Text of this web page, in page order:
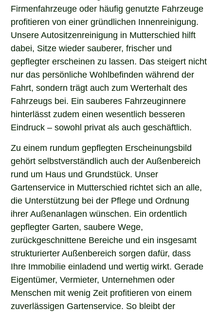
Firmenfahrzeuge oder häufig genutzte Fahrzeuge
profitieren von einer gründlichen Innenreinigung.
Unsere Autositzenreinigung in Mutterschied hilft
dabei, Sitze wieder sauberer, frischer und
gepflegter erscheinen zu lassen. Das steigert nicht
nur das persönliche Wohlbefinden während der
Fahrt, sondern trägt auch zum Werterhalt des
Fahrzeugs bei. Ein sauberes Fahrzeuginnere
hinterlässt zudem einen wesentlich besseren
Eindruck – sowohl privat als auch geschäftlich.
Zu einem rundum gepflegten Erscheinungsbild
gehört selbstverständlich auch der Außenbereich
rund um Haus und Grundstück. Unser
Gartenservice in Mutterschied richtet sich an alle,
die Unterstützung bei der Pflege und Ordnung
ihrer Außenanlagen wünschen. Ein ordentlich
gepflegter Garten, saubere Wege,
zurückgeschnittene Bereiche und ein insgesamt
strukturierter Außenbereich sorgen dafür, dass
Ihre Immobilie einladend und wertig wirkt. Gerade
Eigentümer, Vermieter, Unternehmen oder
Menschen mit wenig Zeit profitieren von einem
zuverlässigen Gartenservice. So bleibt der